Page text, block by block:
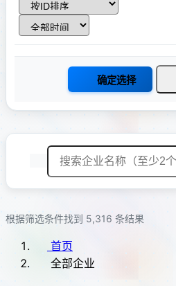
台湾
设施管理业
居民服务、修理和
其他服务业
卫生和社会工作
文化、体育和娱乐
公共管理、社会保
障和社会组织
国际组织
确定选择
根据筛选条件找到 5,316 条结果
首页
全部企业